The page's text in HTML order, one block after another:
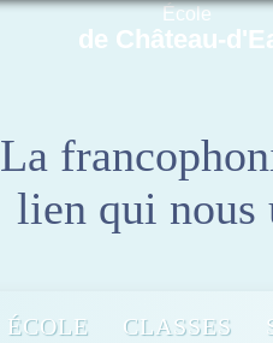
École
de Château-
La
lien qui nous
ÉCOLE CLASSES